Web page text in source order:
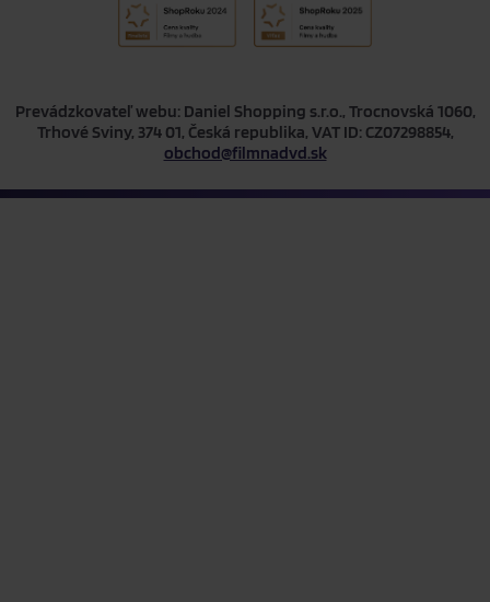
Prevádzkovateľ webu: Daniel Shopping s.r.o., Trocnovská 1060,
Trhové Sviny, 374 01, Česká republika, VAT ID: CZ07298854,
obchod@filmnadvd.sk